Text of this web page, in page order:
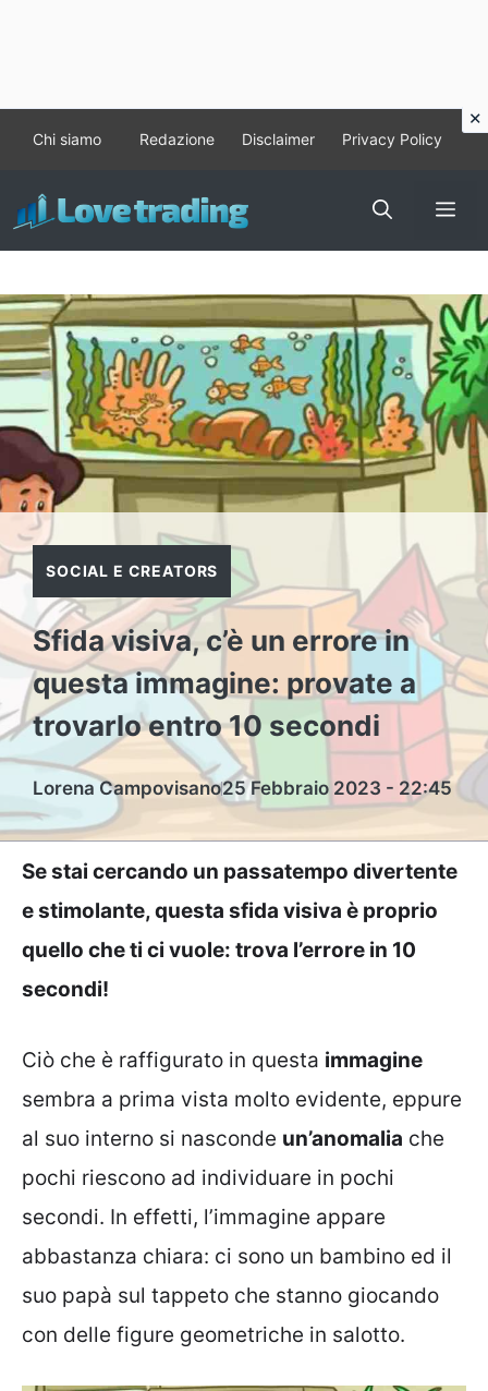
contenuto
Chi siamo Redazione Disclaimer Privacy Policy
SOCIAL E CREATORS
Sfida visiva, c’è un errore in
questa immagine: provate a
trovarlo entro 10 secondi
Lorena Campovisano25 Febbraio 2023 - 22:45
Se stai cercando un passatempo divertente
e stimolante, questa sfida visiva è proprio
quello che ti ci vuole: trova l’errore in 10
secondi!
Ciò che è raffigurato in questa immagine
sembra a prima vista molto evidente, eppure
al suo interno si nasconde un’anomalia che
pochi riescono ad individuare in pochi
secondi. In effetti, l’immagine appare
abbastanza chiara: ci sono un bambino ed il
suo papà sul tappeto che stanno giocando
con delle figure geometriche in salotto.